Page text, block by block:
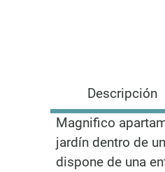
Descripción
Magnifico
jardín dentro de
dispone de una